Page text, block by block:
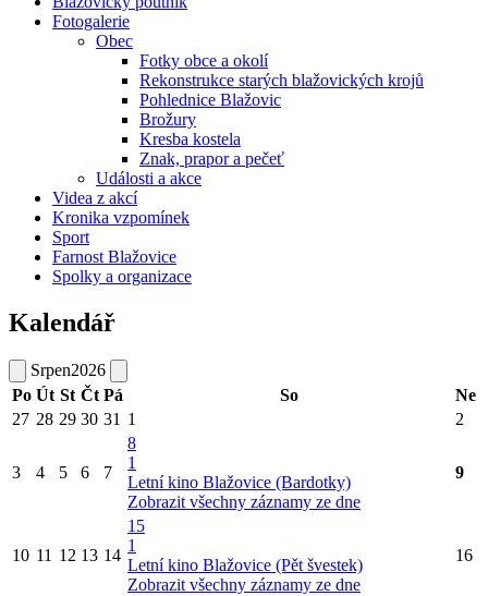
Fotogalerie
Obec
Fotky obce a okolí
Rekonstrukce starých blažovických krojů
Pohlednice Blažovic
Brožury
Kresba kostela
Znak, prapor a pečeť
Události a akce
Videa z akcí
Kronika vzpomínek
Sport
Farnost Blažovice
Spolky a organizace
Kalendář
Srpen2026
Po Út St Čt Pá So
Ne
27 28 29 30 31 1 2
3 4 5 6 7
8
1
Letní kino Blažovice (Bardotky)
Zobrazit všechny záznamy ze dne
9
10 11 12 13 14
15
1
Letní kino Blažovice (Pět švestek)
Zobrazit všechny záznamy ze dne
16